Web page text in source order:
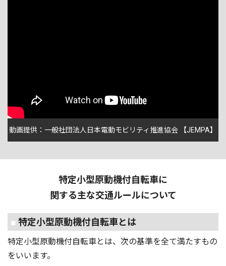
動画提供：一般社団法人日本電動モビリティ推進協会 【JEMPA】
特定小型原動機付自転車に
関する主な交通ルールについて
■ 特定小型原動機付自転車とは
特定小型原動機付自転車とは、次の基準を全て満たすもの
をいいます。